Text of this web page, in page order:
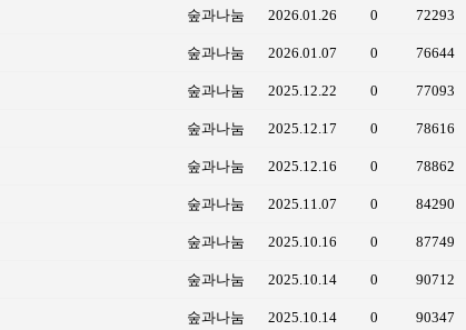
숲과나눔 2026.01.26 0 72293
숲과나눔 2026.01.07 0 76644
숲과나눔 2025.12.22 0 77093
숲과나눔 2025.12.17 0 78616
숲과나눔 2025.12.16 0 78862
숲과나눔 2025.11.07 0 84290
숲과나눔 2025.10.16 0 87749
숲과나눔 2025.10.14 0 90712
숲과나눔 2025.10.14 0 90347